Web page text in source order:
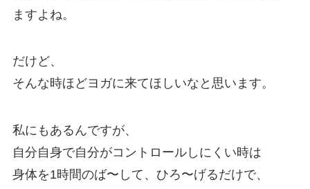
ますよね。
だけど、
そんな時ほどヨガに来てほしいなと思います。
私にもあるんですが、
自分自身で自分がコントロールしにくい時は
身体を1時間のば〜して、ひろ〜げるだけで、